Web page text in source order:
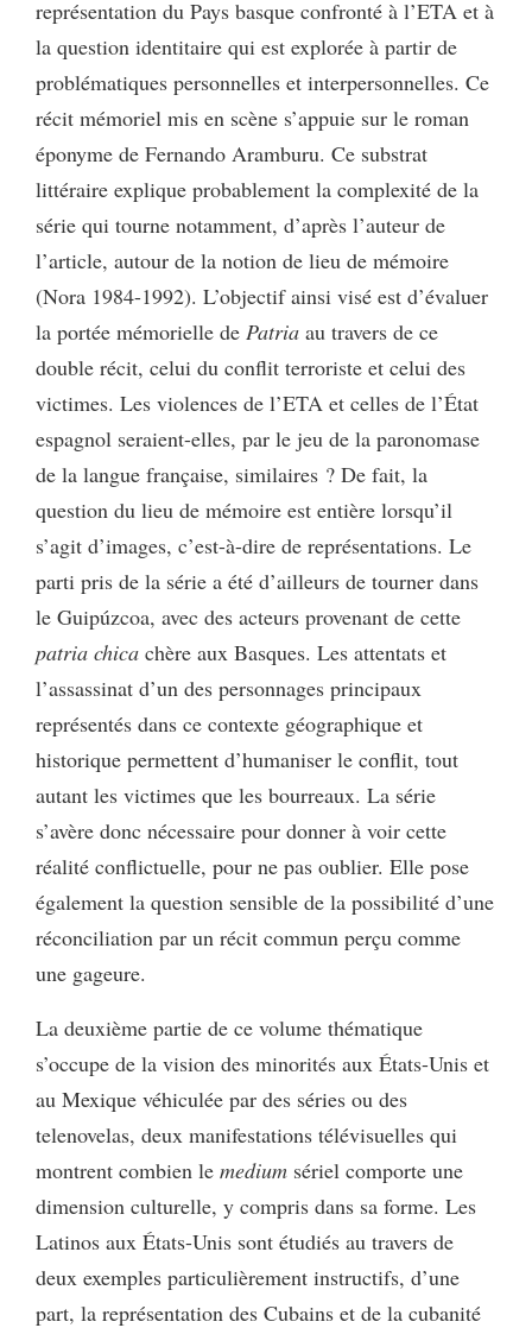
représentation du Pays basque confronté à l’ETA et à
la question identitaire qui est explorée à partir de
problématiques personnelles et interpersonnelles. Ce
récit mémoriel mis en scène s’appuie sur le roman
éponyme de Fernando Aramburu. Ce substrat
littéraire explique probablement la complexité de la
série qui tourne notamment, d’après l’auteur de
l’article, autour de la notion de lieu de mémoire
(Nora 1984-1992). L’objectif ainsi visé est d’évaluer
la portée mémorielle de Patria au travers de ce
double récit, celui du conflit terroriste et celui des
victimes. Les violences de l’ETA et celles de l’État
espagnol seraient-elles, par le jeu de la paronomase
de la langue française, similaires ? De fait, la
question du lieu de mémoire est entière lorsqu’il
s’agit d’images, c’est-à-dire de représentations. Le
parti pris de la série a été d’ailleurs de tourner dans
le Guipúzcoa, avec des acteurs provenant de cette
patria chica chère aux Basques. Les attentats et
l’assassinat d’un des personnages principaux
représentés dans ce contexte géographique et
historique permettent d’humaniser le conflit, tout
autant les victimes que les bourreaux. La série
s’avère donc nécessaire pour donner à voir cette
réalité conflictuelle, pour ne pas oublier. Elle pose
également la question sensible de la possibilité d’une
réconciliation par un récit commun perçu comme
une gageure.
La deuxième partie de ce volume thématique
s’occupe de la vision des minorités aux États-Unis et
au Mexique véhiculée par des séries ou des
telenovelas, deux manifestations télévisuelles qui
montrent combien le medium sériel comporte une
dimension culturelle, y compris dans sa forme. Les
Latinos aux États-Unis sont étudiés au travers de
deux exemples particulièrement instructifs, d’une
part, la représentation des Cubains et de la cubanité